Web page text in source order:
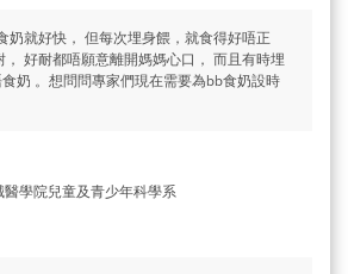
奶就好快， 但每次埋身餵，就食得好唔正
好耐都唔願意離開媽媽心口， 而且有時埋
奶 。想問問專家們現在需要為bb食奶設時
學院兒童及青少年科學系